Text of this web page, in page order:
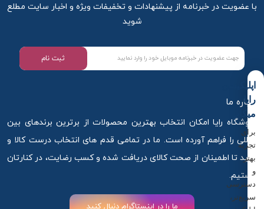
با عضویت در خبرنامه از پیشنهادات و تخفیفات ویژه و اخبار سایت مطلع
شوید
ثبت نام
درباره ما
فروشگاه رایا امکان انتخاب بهترین محصولات از برترین برندهای بین
المللی را فراهم آورده است. ما در تمامی قدم های انتخاب درست کالا و
خرید تا اطمینان از صحت کالای دریافت شده و کسب رضایت، در کنارتان
هستیم.
ما را در اینستاگرام دنبال کنید
اپلیکیشن
رایا
میکاپ
برای
تجربه
بهتر
و
دسترسی
سریع‌تر،